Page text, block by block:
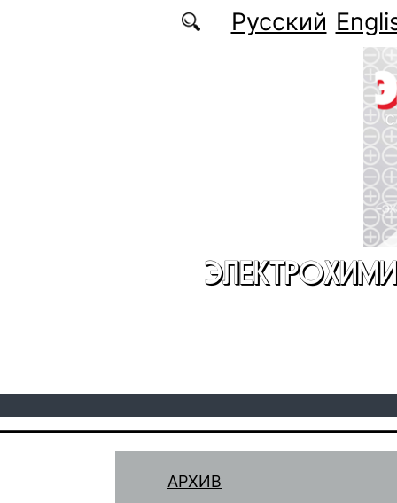
Перейти к основному содержаниюРусский
АРХИВ